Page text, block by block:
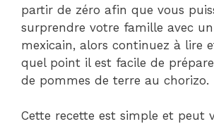
partir de zéro afin que vous
surprendre votre famille avec
mexicain, alors continuez à lire
quel point il est facile de
de pommes de terre au chorizo.
Cette recette est simple et peut